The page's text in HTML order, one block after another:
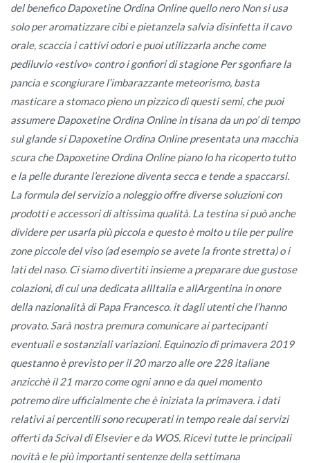
del benefico Dapoxetine Ordina Online quello nero Non si usa
solo per aromatizzare cibi e pietanzela salvia disinfetta il cavo
orale, scaccia i cattivi odori e puoi utilizzarla anche come
pediluvio «estivo» contro i gonfiori di stagione Per sgonfiare la
pancia e scongiurare l’imbarazzante meteorismo, basta
masticare a stomaco pieno un pizzico di questi semi, che puoi
assumere Dapoxetine Ordina Online in tisana da un po’ di tempo
sul glande si Dapoxetine Ordina Online presentata una macchia
scura che Dapoxetine Ordina Online piano lo ha ricoperto tutto
e la pelle durante l’erezione diventa secca e tende a spaccarsi.
La formula del servizio a noleggio offre diverse soluzioni con
prodotti e accessori di altissima qualità. La testina si può anche
dividere per usarla più piccola e questo è molto u tile per pulire
zone piccole del viso (ad esempio se avete la fronte stretta) o i
lati del naso. Ci siamo divertiti insieme a preparare due gustose
colazioni, di cui una dedicata allItalia e allArgentina in onore
della nazionalità di Papa Francesco. it dagli utenti che l’hanno
provato. Sarà nostra premura comunicare ai partecipanti
eventuali e sostanziali variazioni. Equinozio di primavera 2019
questanno è previsto per il 20 marzo alle ore 228 italiane
anzicchè il 21 marzo come ogni anno e da quel momento
potremo dire ufficialmente che è iniziata la primavera. i dati
relativi ai percentili sono recuperati in tempo reale dai servizi
offerti da Scival di Elsevier e da WOS. Ricevi tutte le principali
novità e le più importanti sentenze della settimana